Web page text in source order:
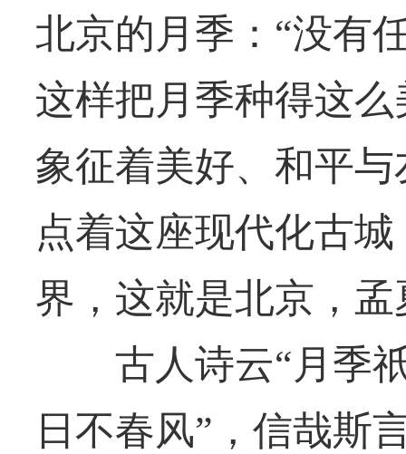
北京的月季：“没有
这样把月季种得这
象征着美好、和平
点着这座现代化古
界，这就是北京，
古人诗云“月季祇
日不春风”，信哉斯